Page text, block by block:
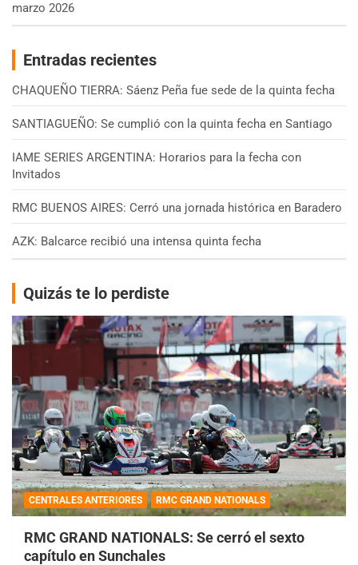
marzo 2026
Entradas recientes
CHAQUEÑO TIERRA: Sáenz Peña fue sede de la quinta fecha
SANTIAGUEÑO: Se cumplió con la quinta fecha en Santiago
IAME SERIES ARGENTINA: Horarios para la fecha con
Invitados
RMC BUENOS AIRES: Cerró una jornada histórica en Baradero
AZK: Balcarce recibió una intensa quinta fecha
Quizás te lo perdiste
CENTRALES ANTERIORES RMC GRAND NATIONALS
RMC GRAND NATIONALS: Se cerró el sexto
capítulo en Sunchales